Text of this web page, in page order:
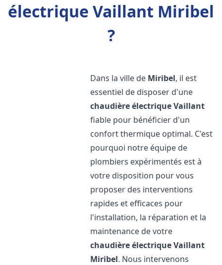
électrique Vaillant Miribel
?
Dans la ville de Miribel, il est
essentiel de disposer d'une
chaudière électrique Vaillant
fiable pour bénéficier d'un
confort thermique optimal. C'est
pourquoi notre équipe de
plombiers expérimentés est à
votre disposition pour vous
proposer des interventions
rapides et efficaces pour
l'installation, la réparation et la
maintenance de votre
chaudière électrique Vaillant
Miribel. Nous intervenons